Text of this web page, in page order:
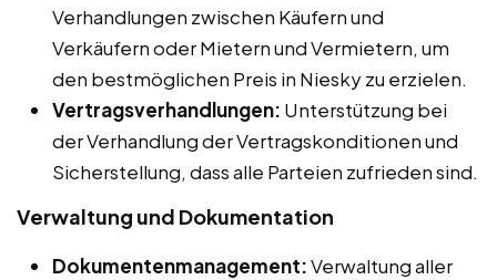
Verhandlungen zwischen Käufern und
Verkäufern oder Mietern und Vermietern, um
den bestmöglichen Preis in Niesky zu erzielen.
Vertragsverhandlungen: Unterstützung bei
der Verhandlung der Vertragskonditionen und
Sicherstellung, dass alle Parteien zufrieden sind.
Verwaltung und Dokumentation
Dokumentenmanagement:Verwaltung aller